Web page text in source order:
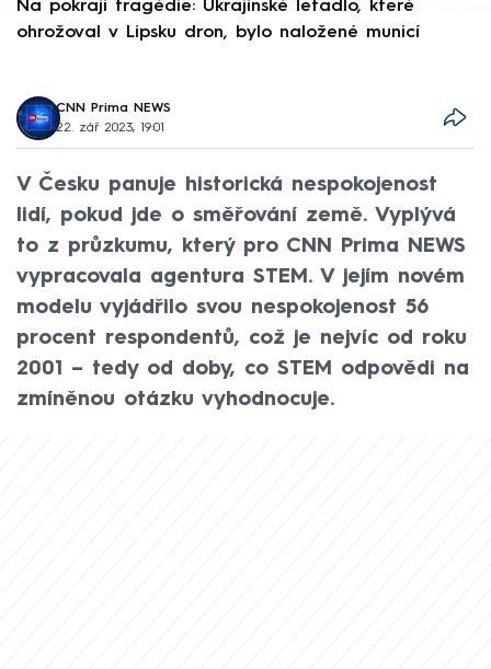
Na pokraji tragédie: Ukrajinské letadlo, které
ohrožoval v Lipsku dron, bylo naložené municí
CNN Prima NEWS
22. zář 2023, 19:01
V Česku panuje historická nespokojenost
lidí, pokud jde o směřování země. Vyplývá
to z průzkumu, který pro CNN Prima NEWS
vypracovala agentura STEM. V jejím novém
modelu vyjádřilo svou nespokojenost 56
procent respondentů, což je nejvíc od roku
2001 – tedy od doby, co STEM odpovědi na
zmíněnou otázku vyhodnocuje.